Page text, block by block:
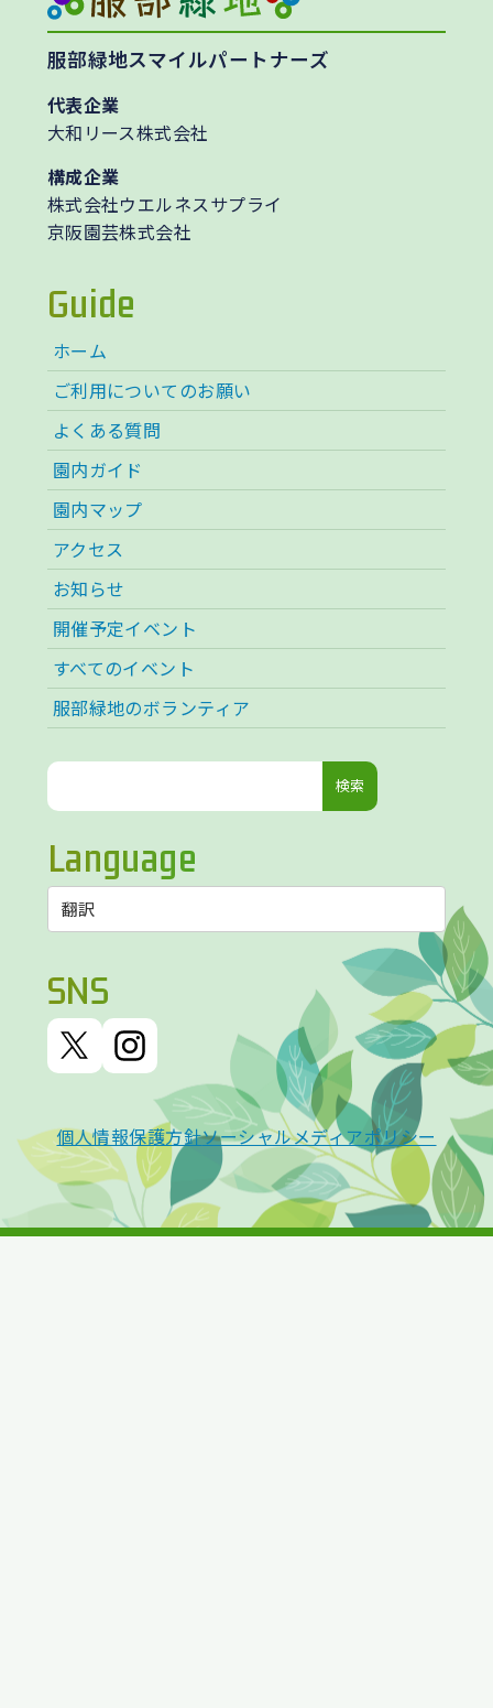
服部緑地スマイルパートナーズ
代表企業
大和リース株式会社
構成企業
株式会社ウエルネスサプライ
京阪園芸株式会社
Guide
ホーム
ご利用についてのお願い
よくある質問
園内ガイド
園内マップ
アクセス
お知らせ
開催予定イベント
すべてのイベント
服部緑地のボランティア
検
Language
SNS
個人情報保護方針ソーシャルメディアポリシー